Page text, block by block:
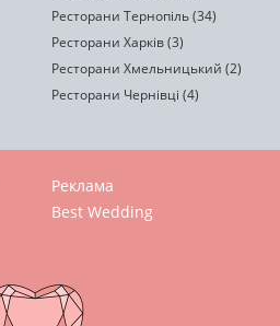
Ресторани Тернопіль (34)
Ресторани Харків (3)
Ресторани Хмельницький (2)
Ресторани Чернівці (4)
Реклама
Best Wedding